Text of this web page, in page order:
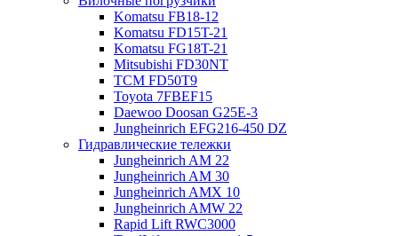
Komatsu FB18-12
Komatsu FD15T-21
Komatsu FG18T-21
Mitsubishi FD30NT
TCM FD50T9
Toyota 7FBEF15
Daewoo Doosan G25E-3
Jungheinrich EFG216-450 DZ
Гидравлические тележки
Jungheinrich AM 22
Jungheinrich AM 30
Jungheinrich AMX 10
Jungheinrich AMW 22
Rapid Lift RWC3000